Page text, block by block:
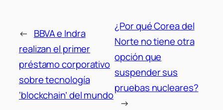
← BBVA e Indra
realizan el primer
préstamo corporativo
sobre tecnología
‘blockchain’ del mundo
¿Por qué Corea del
Norte no tiene otra
opción que
suspender sus
pruebas nucleares?
→